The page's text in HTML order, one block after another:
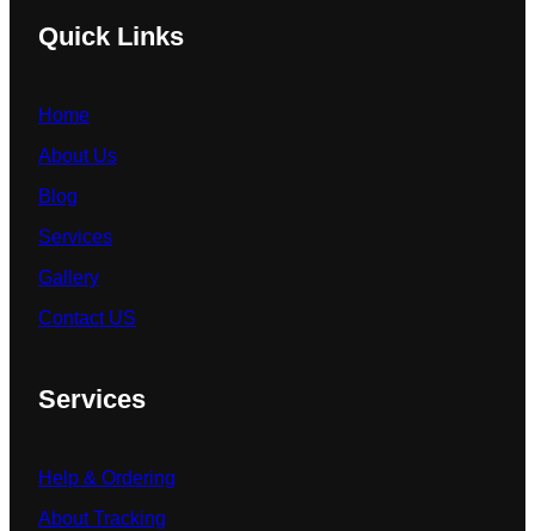
Quick Links
Home
About Us
Blog
Services
Gallery
Contact US
Services
Help & Ordering
About Tracking